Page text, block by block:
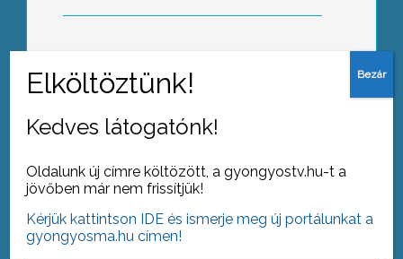
Gospel koncertet szerveztek a
Gyöngyösi Vak Bottyán János
Szakközépiskolában
Kedves látogatónk!
Oldalunk új címre költözött, a gyongyostv.hu-t a
jövőben már nem frissítjük!
Kérjük kattintson IDE és ismerje meg új portálunkat a
gyongyosma.hu címen!